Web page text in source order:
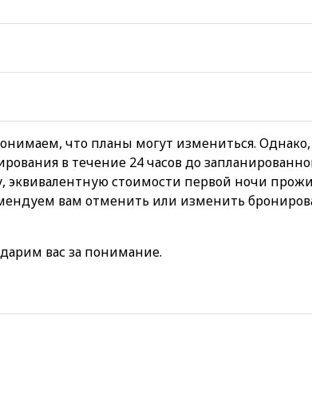
что планы могут измениться.
в течение 24 часов до
эквивалентную стоимости первой ночи
вам отменить или изменить
вас за понимание.